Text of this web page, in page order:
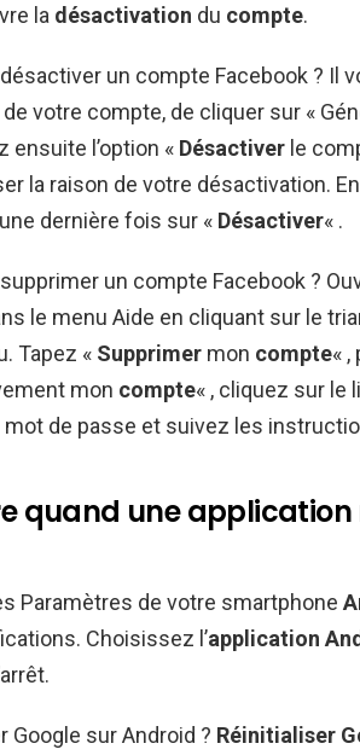
la désactivation du compte.
un compte Facebook ? Il
votre compte, de cliquer sur «
ensuite l’option « Désactiver le
la raison de votre désactivation.
dernière fois sur « Désactiver« .
un compte Facebook ?
le menu Aide en cliquant sur le
Tapez « Supprimer mon compte«
mon compte« , cliquez sur le
mot de passe et suivez les
quand une application
Paramètres de votre smartphone
Choisissez l’application
Google sur Android ? Réinitialiser